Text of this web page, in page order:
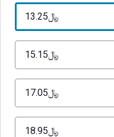
﷼‎13.25
﷼‎15.15
﷼‎17.05
﷼‎18.95